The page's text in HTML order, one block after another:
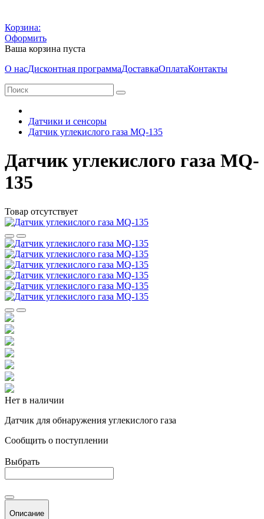
Корзина:
Оформить
Ваша корзина пуста
О насДисконтная программаДоставкаОплатаКонтакты
Датчики и сенсоры
Датчик углекислого газа MQ-135
Датчик углекислого газа MQ-
135
Товар отсутствует
Нет в наличии
Датчик для обнаружения углекислого газа
Cообщить о поступлении
Выбрать
Описание